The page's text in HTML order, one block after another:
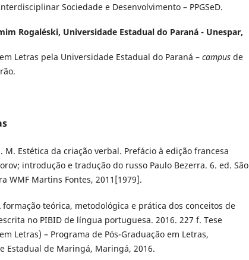
Sociedade e Desenvolvimento – PPGSeD.
Rogaléski, Universidade Estadual do Paraná - Unespar,
Letras pela Universidade Estadual do Paraná – campus de
M. Estética da criação verbal. Prefácio à edição francesa
introdução e tradução do russo Paulo Bezerra. 6. ed. São
WMF Martins Fontes, 2011[1979].
formação teórica, metodológica e prática dos conceitos de
no PIBID de língua portuguesa. 2016. 227 f. Tese
Letras) – Programa de Pós-Graduação em Letras,
Estadual de Maringá, Maringá, 2016.